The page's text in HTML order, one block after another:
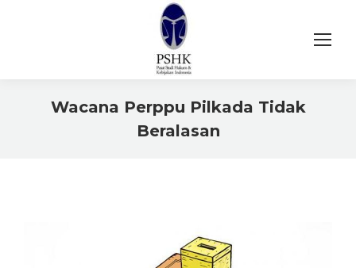
Wacana Perppu Pilkada Tidak
Beralasan